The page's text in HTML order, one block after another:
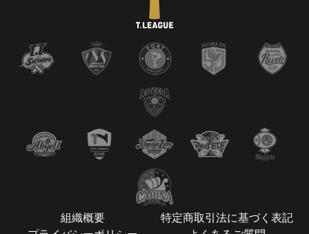
組織概要
特定商取引法に基づく表記